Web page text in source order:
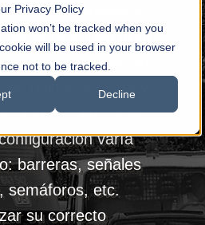
Privacy Policy
won’t be tracked when you
will be used in your browser
not to be tracked.
Decline
son elementos
incorporan una gran
y señales. Al
en ubicaciones muy
ciudad y en zonas
varía
barreras, señales
semáforos, etc.
su correcto